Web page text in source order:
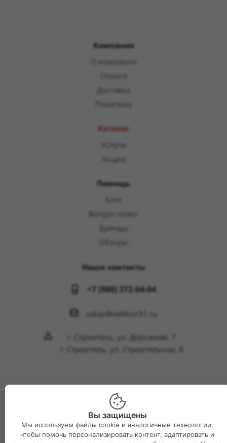
Компания
О компании
Оплата
Доставка
Политика
Каталог
Услуги
Акции
Помощь
Вопрос-ответ
Бренды
Обзоры
Наши контакты
+7 (980) 372-04-04
zakaz@veldvor31.ru
г. Строитель, ул. Дорожная, 7
г. Строитель, ул. Строительная, 8
2026 © Интернет-магазин Великий двор
Вы защищены
Мы используем файлы cookie и аналогичные технологии,
чтобы помочь персонализировать контент, адаптировать и